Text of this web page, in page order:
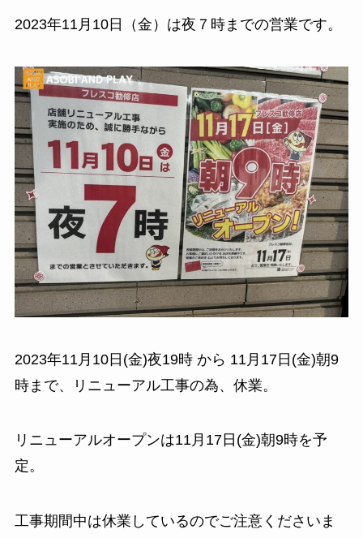
2023年11月10日（金）は夜７時までの営業です。
2023年11月10日(金)夜19時 から 11月17日(金)朝9
時まで、リニューアル工事の為、休業。
リニューアルオープンは11月17日(金)朝9時を予
定。
工事期間中は休業しているのでご注意くださいま